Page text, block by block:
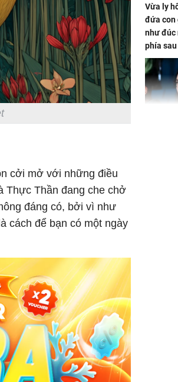
cởi mở với những điều
Thực Thần đang che chở
đáng có, bởi vì như
cách để bạn có một ngày
Vừa ly
đứa con
như đúc
phía